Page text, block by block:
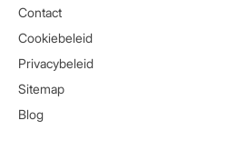
Contact
Cookiebeleid
Privacybeleid
Sitemap
Blog